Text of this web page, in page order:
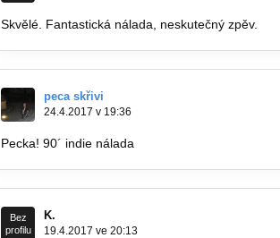
Skvělé. Fantastická nálada, neskutečný zpěv.
peca skřivi
24.4.2017 v 19:36
Pecka! 90´ indie nálada
Bez
profilu
K.
19.4.2017 ve 20:13